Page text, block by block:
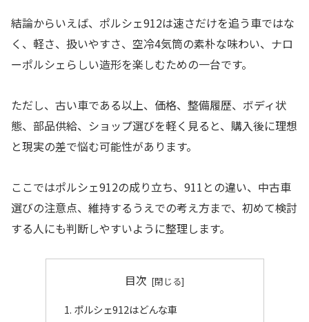
結論からいえば、ポルシェ912は速さだけを追う車ではな
く、軽さ、扱いやすさ、空冷4気筒の素朴な味わい、ナロ
ーポルシェらしい造形を楽しむための一台です。
ただし、古い車である以上、価格、整備履歴、ボディ状
態、部品供給、ショップ選びを軽く見ると、購入後に理想
と現実の差で悩む可能性があります。
ここではポルシェ912の成り立ち、911との違い、中古車
選びの注意点、維持するうえでの考え方まで、初めて検討
する人にも判断しやすいように整理します。
目次
ポルシェ912はどんな車